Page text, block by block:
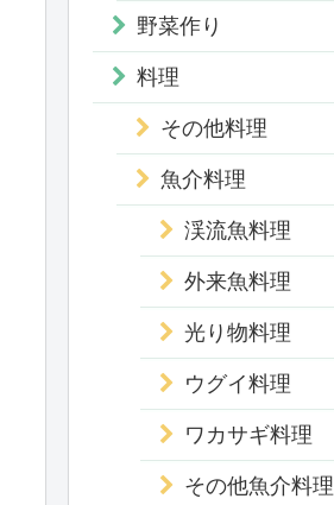
野菜作り
料理
その他料理
魚介料理
渓流魚料理
外来魚料理
光り物料理
ウグイ料理
ワカサギ料理
その他魚介料理